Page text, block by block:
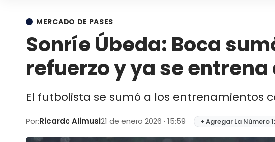
MERCADO DE PASES
Sonríe Úbeda: Boca
refuerzo y ya se
El futbolista se sumó a los entrenamientos
Por:Ricardo Alimusi21 de enero 2026 · 15:59 + Agregar La Número